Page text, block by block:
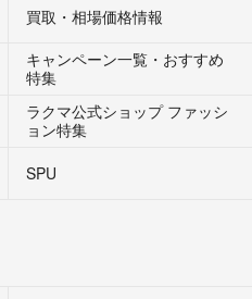
買取・相場価格情報
キャンペーン一覧・おすすめ
特集
ラクマ公式ショップ ファッシ
ョン特集
SPU